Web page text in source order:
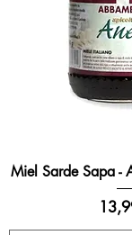
Miel Sarde Sapa -
Prix